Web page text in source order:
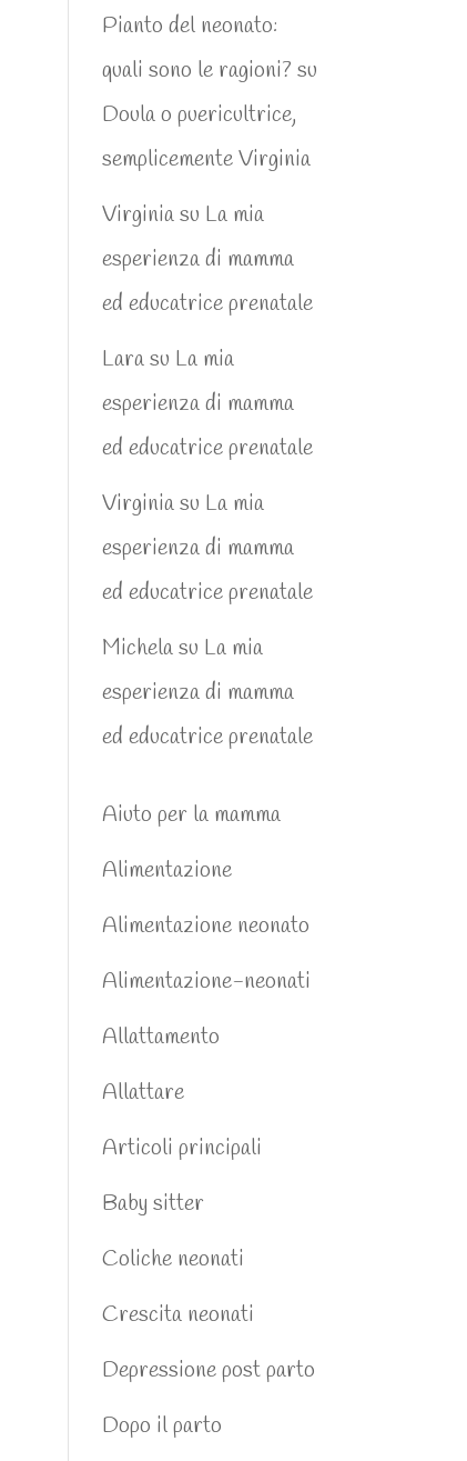
Pianto del neonato:
quali sono le ragioni? su
Doula o puericultrice,
semplicemente Virginia
Virginiasu La mia
esperienza di mamma
ed educatrice prenatale
Larasu La mia
esperienza di mamma
ed educatrice prenatale
Virginiasu La mia
esperienza di mamma
ed educatrice prenatale
Michelasu La mia
esperienza di mamma
ed educatrice prenatale
Aiuto per la mamma
Alimentazione
Alimentazione neonato
Alimentazione-neonati
Allattamento
Allattare
Articoli principali
Baby sitter
Coliche neonati
Crescita neonati
Depressione post parto
Dopo il parto